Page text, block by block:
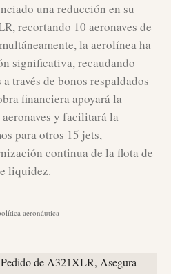
una reducción en su
recortando 10 aeronaves de
la aerolínea ha
significativa, recaudando
través de bonos respaldados
financiera apoyará la
y facilitará la
para otros 15 jets,
continua de la flota de
liquidez.
aeronáutica